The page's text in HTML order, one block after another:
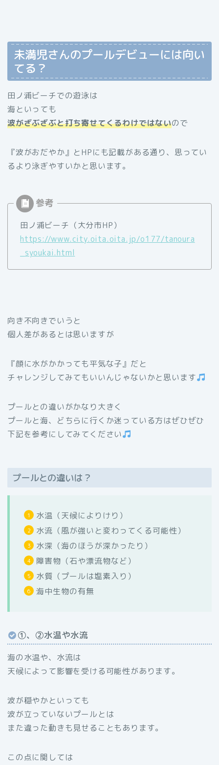
未満児さんのプールデビューには向い
てる？
田ノ浦ビーチでの遊泳は
海といっても
波がざぶざぶと打ち寄せてくるわけではないので
『波がおだやか』とHPにも記載がある通り、思ってい
るより泳ぎやすいかと思います。
田ノ浦ビーチ（大分市HP）
https://www.city.oita.oita.jp/o177/tanoura
_syoukai.html
向き不向きでいうと
個人差があるとは思いますが
『顔に水がかかっても平気な子』だと
チャレンジしてみてもいいんじゃないかと思います
プールとの違いがかなり大きく
プールと海、どちらに行くか迷っている方はぜひぜひ
下記を参考にしてみてください
プールとの違いは？
水温（天候によりけり）
水流（風が強いと変わってくる可能性）
水深（海のほうが深かったり）
障害物（石や漂流物など）
水質（プールは塩素入り）
海中生物の有無
①、②水温や水流
海の水温や、水流は
天候によって影響を受ける可能性があります。
波が穏やかといっても
波が立っていないプールとは
また違った動きも見せることもあります。
この点に関しては